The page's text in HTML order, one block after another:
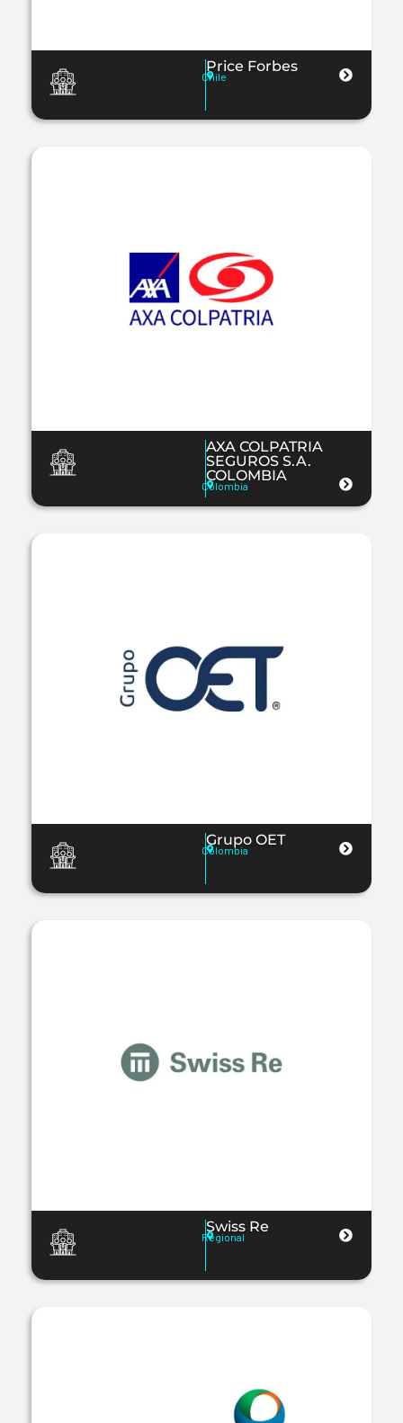
Price Forbes
Chile
AXA COLPATRIA
SEGUROS S.A.
COLOMBIA
Colombia
Grupo OET
Colombia
Swiss Re
Regional